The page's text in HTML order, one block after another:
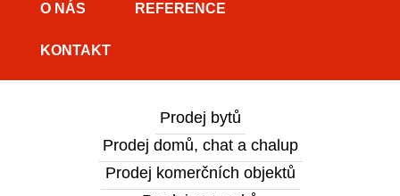
O NÁS REFERENCE
KONTAKT
Prodej bytů
Prodej domů, chat a chalup
Prodej komerčních objektů